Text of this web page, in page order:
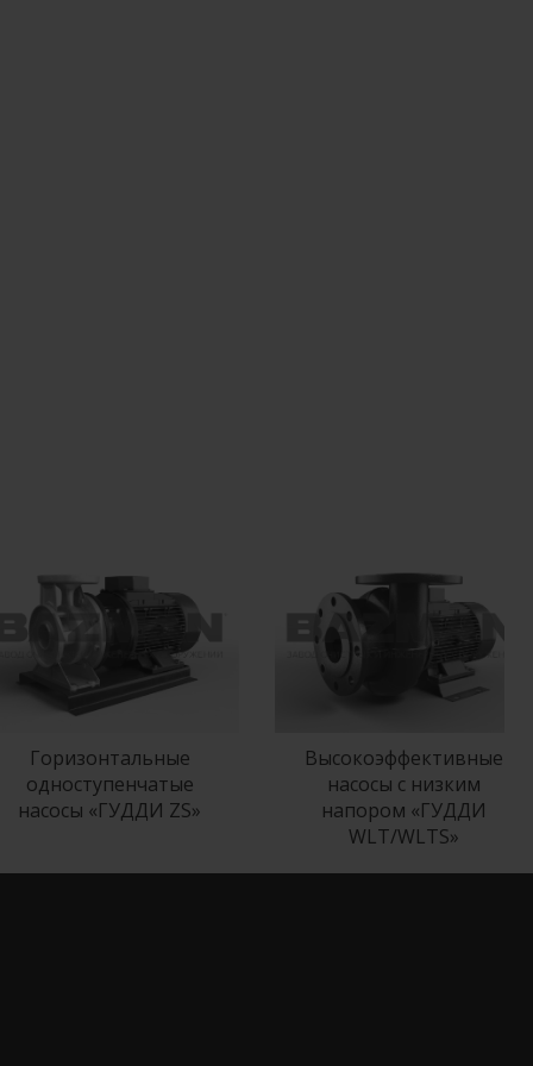
Горизонтальные
«ГУДДИ ZS»
Высокоэффективные
насосы с низким
напором «ГУДДИ
WLT/WLTS»